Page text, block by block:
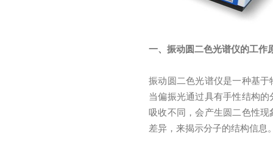
一、振动圆二色光谱仪的工作
振动圆二色光谱仪是一种基
当偏振光通过具有手性结构
吸收不同，会产生圆二色性
差异，来揭示分子的结构信息